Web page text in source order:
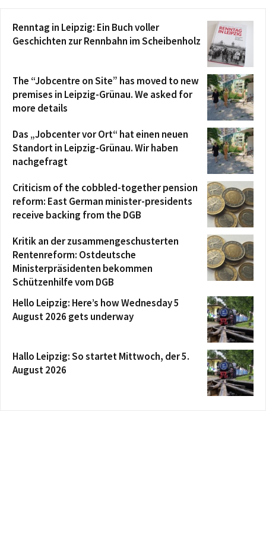
Renntag in Leipzig: Ein Buch voller
Geschichten zur Rennbahn im Scheibenholz
The “Jobcentre on Site” has moved to new
premises in Leipzig-Grünau. We asked for
more details
Das „Jobcenter vor Ort“ hat einen neuen
Standort in Leipzig-Grünau. Wir haben
nachgefragt
Criticism of the cobbled-together pension
reform: East German minister-presidents
receive backing from the DGB
Kritik an der zusammengeschusterten
Rentenreform: Ostdeutsche
Ministerpräsidenten bekommen
Schützenhilfe vom DGB
Hello Leipzig: Here’s how Wednesday 5
August 2026 gets underway
Hallo Leipzig: So startet Mittwoch, der 5.
August 2026